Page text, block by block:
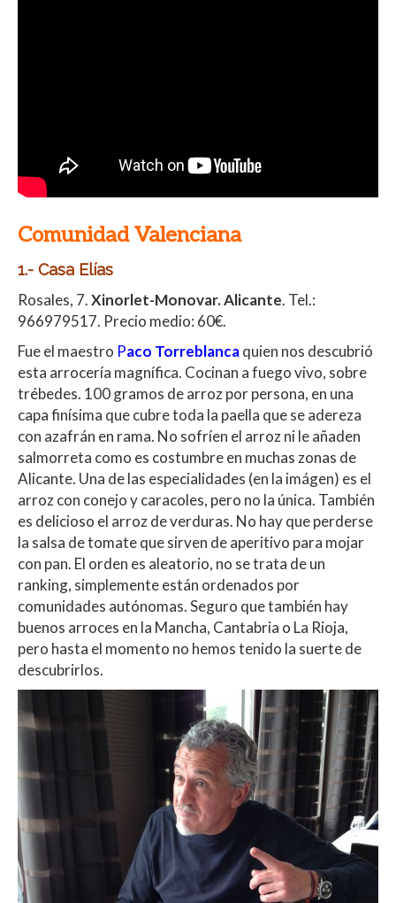
Comunidad Valenciana
1.- Casa Elías
Rosales, 7.Xinorlet-Monovar. Alicante. Tel.:
966979517. Precio medio: 60€.
Fue el maestro Paco Torreblancaquien nos descubrió
esta arrocería magnífica. Cocinan a fuego vivo, sobre
trébedes. 100 gramos de arroz por persona, en una
capa finísima que cubre toda la paella que se adereza
con azafrán en rama. No sofríen el arroz ni le añaden
salmorreta como es costumbre en muchas zonas de
Alicante. Una de las especialidades (en la imágen) es el
arroz con conejo y caracoles, pero no la única. También
es delicioso el arroz de verduras. No hay que perderse
la salsa de tomate que sirven de aperitivo para mojar
con pan. El orden es aleatorio, no se trata de un
ranking, simplemente están ordenados por
comunidades autónomas. Seguro que también hay
buenos arroces en la Mancha, Cantabria o La Rioja,
pero hasta el momento no hemos tenido la suerte de
descubrirlos.